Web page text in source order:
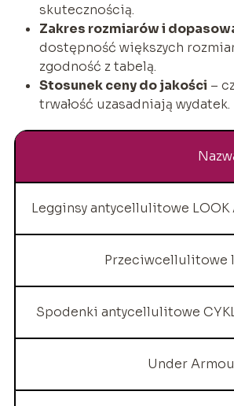
skutecznością.
Zakres rozmiarów i
dostępność większych
zgodność z tabelą.
Stosunek ceny do jakości –
trwałość uzasadniają wydatek.
Legginsy antycellulitowe LOOK
Przeciwcellulitowe
Spodenki antycellulitowe
Under